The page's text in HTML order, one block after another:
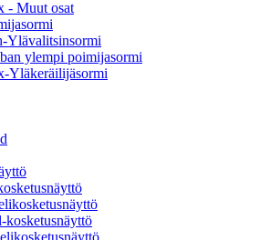
- Muut osat
Ylävalitsinsormi
ylempi poimijasormi
Yläkeräilijäsormi
kosketusnäyttö